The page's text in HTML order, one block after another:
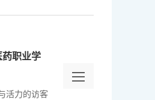
职业学
活力的访客